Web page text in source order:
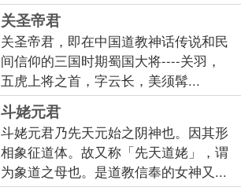
关圣帝君
关圣帝君，即在中国道教神话传说和民
间信仰的三国时期蜀国大将----关羽，
五虎上将之首，字云长，美须髯...
斗姥元君
斗姥元君乃先天元始之阴神也。因其形
相象征道体。故又称「先天道姥」，谓
为象道之母也。是道教信奉的女神又...